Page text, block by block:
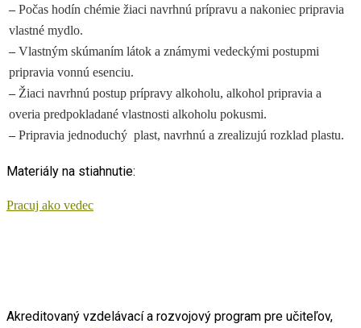
– Počas hodín chémie žiaci navrhnú prípravu a nakoniec pripravia
vlastné mydlo.
– Vlastným skúmaním látok a známymi vedeckými postupmi
pripravia vonnú esenciu.
– Žiaci navrhnú postup prípravy alkoholu, alkohol pripravia a
overia predpokladané vlastnosti alkoholu pokusmi.
– Pripravia jednoduchý plast, navrhnú a zrealizujú rozklad plastu.
Materiály na stiahnutie:
Pracuj ako vedec
Akreditovaný vzdelávací a rozvojový program pre učiteľov,